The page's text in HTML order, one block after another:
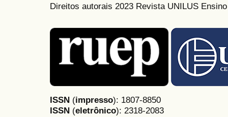
Direitos autorais 2023 Revista UNILUS
ISSN (impresso): 1807-8850
ISSN (eletrônico): 2318-2083